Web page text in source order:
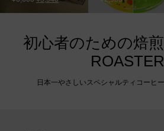
の
格
は
し
在
価
格
で
初心者のための焙
日本一やさしいスペシャルティコーヒ